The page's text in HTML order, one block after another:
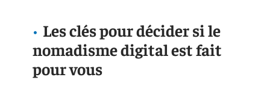
Les clés pour décider si le
nomadisme digital est fait
pour vous